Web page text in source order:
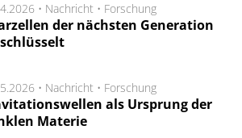
• Nachricht • Forschung
der nächsten Generation
• Nachricht • Forschung
als Ursprung der
Materie